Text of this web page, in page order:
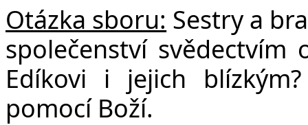
Otázka sboru: Sestry a
společenství
Edíkovi i jejich
pomocí Boží.